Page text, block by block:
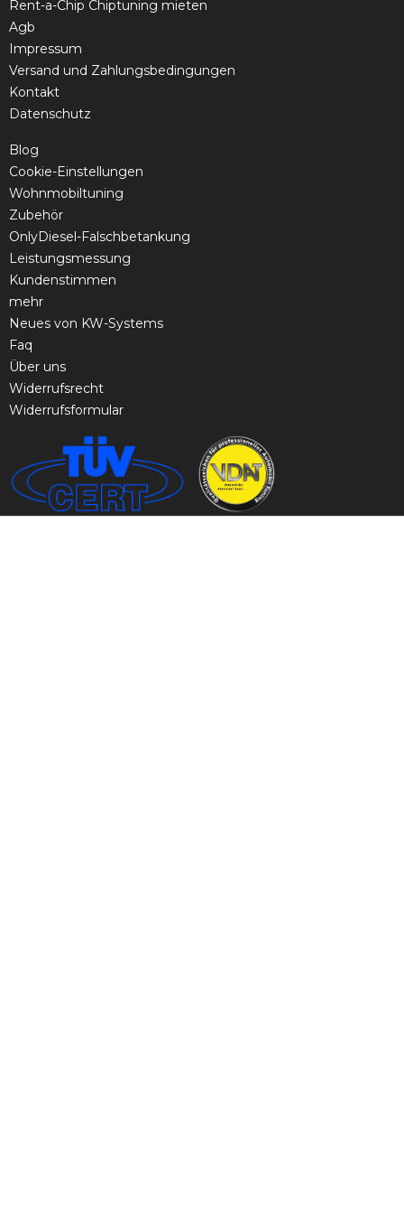
Rent-a-Chip Chiptuning mieten
Agb
Impressum
Versand und Zahlungsbedingungen
Kontakt
Datenschutz
Blog
Cookie-Einstellungen
Wohnmobiltuning
Zubehör
OnlyDiesel-Falschbetankung
Leistungsmessung
Kundenstimmen
mehr
Neues von KW-Systems
Faq
Über uns
Widerrufsrecht
Widerrufsformular